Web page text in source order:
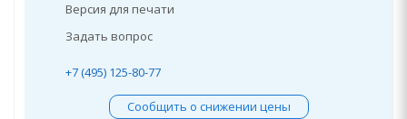
Версия для печати
Задать вопрос
+7 (495) 125-80-77
Сообщить о снижении цены